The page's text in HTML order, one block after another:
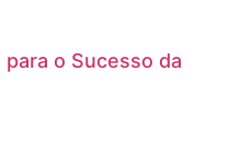
o Sucesso da